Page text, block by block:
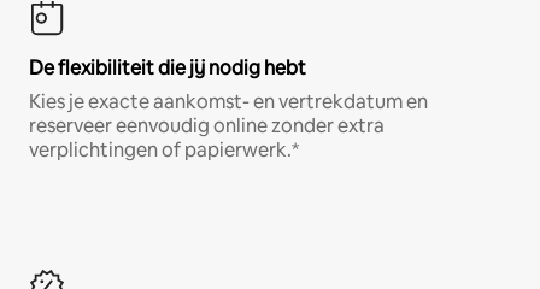
De flexibiliteit die jij nodig hebt
Kies je exacte aankomst- en vertrekdatum en
reserveer eenvoudig online zonder extra
verplichtingen of papierwerk.*